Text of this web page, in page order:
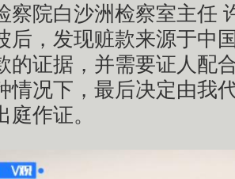
察院白沙洲检察室主任
后，发现赃款来源于中
的证据，并需要证人配
情况下，最后决定由我
作证。